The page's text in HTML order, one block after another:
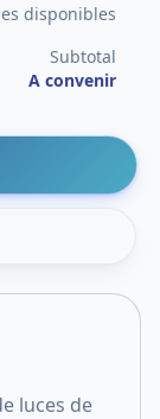
disponibles
Subtotal
A convenir
luces de